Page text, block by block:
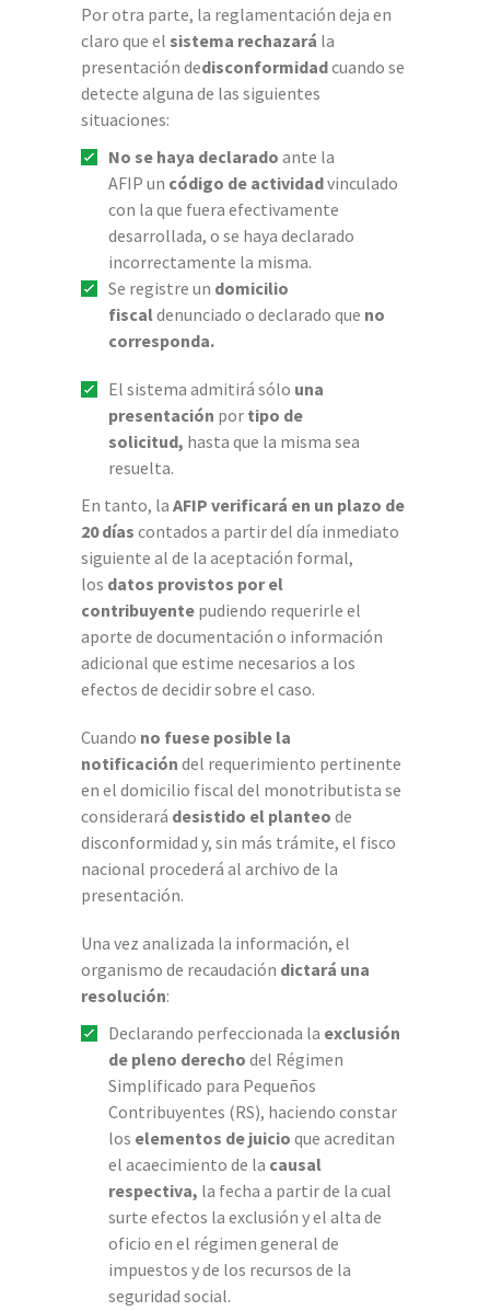
Por otra parte, la reglamentación deja en
claro que el sistema rechazará la
presentación dedisconformidadcuando se
detecte alguna de las siguientes
situaciones:
No se haya declarado ante la
AFIP un código de actividadvinculado
con la que fuera efectivamente
desarrollada, o se haya declarado
incorrectamente la misma.
Se registre un domicilio
fiscaldenunciado o declarado que no
corresponda.
El sistema admitirá sólo una
presentación por tipo de
solicitud, hasta que la misma sea
resuelta.
En tanto, la AFIP verificará en un plazo de
20 días contados a partir del día inmediato
siguiente al de la aceptación formal,
los datos provistos por el
contribuyente pudiendo requerirle el
aporte de documentación o información
adicional que estime necesarios a los
efectos de decidir sobre el caso.
Cuando no fuese posible la
notificación del requerimiento pertinente
en el domicilio fiscal del monotributista se
considerará desistido el planteo de
disconformidad y, sin más trámite, el fisco
nacional procederá al archivo de la
presentación.
Una vez analizada la información, el
organismo de recaudación dictará una
resolución:
Declarando perfeccionada la exclusión
de pleno derecho del Régimen
Simplificado para Pequeños
Contribuyentes (RS), haciendo constar
los elementos de juicio que acreditan
el acaecimiento de la causal
respectiva, la fecha a partir de la cual
surte efectos la exclusión y el alta de
oficio en el régimen general de
impuestos y de los recursos de la
seguridad social.